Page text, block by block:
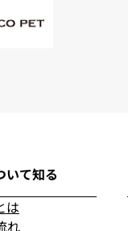
いて知る
は
れ